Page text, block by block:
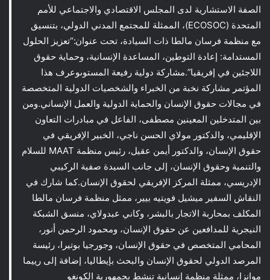
الصفة الاستشارية لدى المجلس الاقتصادي والاجتماعي للأمم
المتحدة (ECOSOC)، الممثلة للمجتمع المدني الدولي، بتنسيق
مع منظمة فرسان مالطا ذات السيادة، تحت عنوان:“تعزيز الحلول
المستدامة: إعادة التوطين، المساعدة الإنسانية، وحماية حقوق
اللاجئين في إفريقيا”.مشاركة دولية رفيعة المستوىوعرف هذا
المؤتمر مشاركة نخبة من الخبراء والشخصيات الدولية المتخصصة
في مجالات حقوق الإنسان والحماية الدولية والعمل الإنساني.ومن
بين المتدخلين المعينين مصطفى، الفاعل في مبادرات التعاون
الإقليمي، والدكتور مولاي الحسن ناجي، الخبير الإفريقي في
حقوق الإنسان، والدكتور أيمن عقيل، رئيس منظمة MAAT للسلام
والتنمية وحقوق الإنسان، إلى جانب السيدة صفية الركيبي
الإدريسي، ممثلة المركز الإفريقي لحقوق الإنسان.كما شارك في
النقاش السفير ميشيل فويتيه بيير، ممثل منظمة فرسان مالطا
المكلف بمحاربة الاتجار بالبشر، وكاني عبدولاي، منسق الشبكة
النيجرية للمدافعين عن حقوق الإنسان، ومحمود الرحمن أنور،
المحامي المتخصص في حقوق الإنسان، وجورجيا بوتيرا، رئيسة
المرصد الدولي لحقوق الإنسان والبحث بإيطاليا، إضافة إلى رييما
موانزا، ممثلة منظمة إنسانية تنشط بجمهورية الكونغو